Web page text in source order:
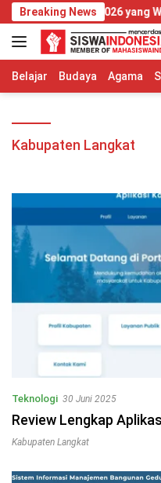
Langsung
ke
konten
Breaking News
20 Tahun 2026 yang Wajib
Belajar Budaya Agama
Kabupaten Langkat
Teknologi 30 Juni 2025
Review Lengkap
Kabupaten Langkat